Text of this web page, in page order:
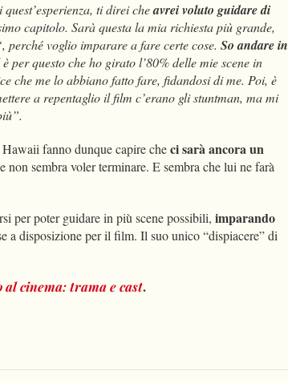
ti direi cheavrei voluto guidare di
capitolo. Sarà questa la mia richiesta più grande,
perché voglio imparare a fare certe cose. So andare in
per questo che ho girato l’80% delle mie scene in
che me lo abbiano fatto fare, fidandosi di me. Poi, è
a repentaglio il film c’erano gli stuntman, ma mi
fanno dunque capire checi sarà ancora un
non sembra voler terminare. E sembra che lui ne farà
per poter guidare in più scene possibili, imparando
a disposizione per il film. Il suo unico “dispiacere” di
al cinema: trama e cast.